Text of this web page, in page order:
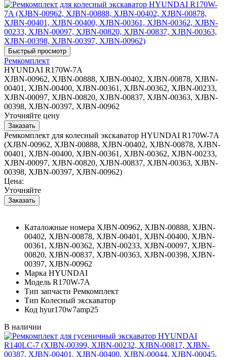
Ремкомплект
HYUNDAI R170W-7A
XJBN-00962, XJBN-00888, XJBN-00402, XJBN-00878, XJBN-
00401, XJBN-00400, XJBN-00361, XJBN-00362, XJBN-00233,
XJBN-00097, XJBN-00820, XJBN-00837, XJBN-00363, XJBN-
00398, XJBN-00397, XJBN-00962
Уточняйте цену
Ремкомплект для колесный экскаватор HYUNDAI R170W-7A
(XJBN-00962, XJBN-00888, XJBN-00402, XJBN-00878, XJBN-
00401, XJBN-00400, XJBN-00361, XJBN-00362, XJBN-00233,
XJBN-00097, XJBN-00820, XJBN-00837, XJBN-00363, XJBN-
00398, XJBN-00397, XJBN-00962)
Цена:
Уточняйте
Каталожные номера XJBN-00962, XJBN-00888, XJBN-
00402, XJBN-00878, XJBN-00401, XJBN-00400, XJBN-
00361, XJBN-00362, XJBN-00233, XJBN-00097, XJBN-
00820, XJBN-00837, XJBN-00363, XJBN-00398, XJBN-
00397, XJBN-00962
Марка HYUNDAI
Модель R170W-7A
Тип запчасти Ремкомплект
Тип Колесный экскаватор
Код hyur170w7amp25
В наличии